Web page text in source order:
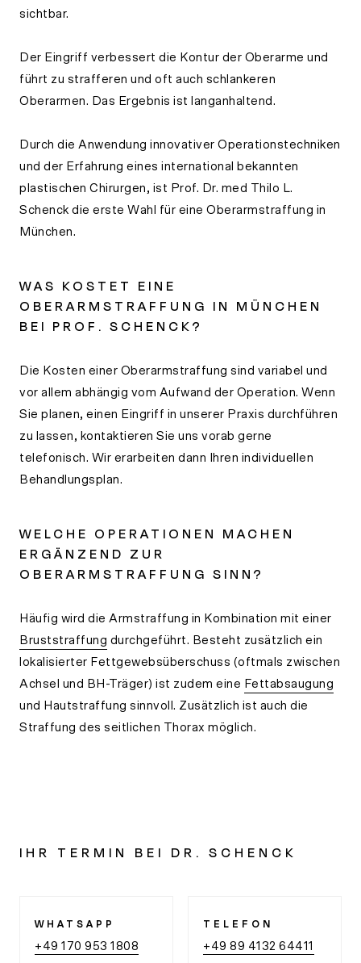
sichtbar.
Der Eingriff verbessert die Kontur der Oberarme und
führt zu strafferen und oft auch schlankeren
Oberarmen. Das Ergebnis ist langanhaltend.
Durch die Anwendung innovativer Operationstechniken
und der Erfahrung eines international bekannten
plastischen Chirurgen, ist Prof. Dr. med Thilo L.
Schenck die erste Wahl für eine Oberarmstraffung in
München.
WAS KOSTET EINE
OBERARMSTRAFFUNG IN MÜNCHEN
BEI PROF. SCHENCK?
Die Kosten einer Oberarmstraffung sind variabel und
vor allem abhängig vom Aufwand der Operation. Wenn
Sie planen, einen Eingriff in unserer Praxis durchführen
zu lassen, kontaktieren Sie uns vorab gerne
telefonisch. Wir erarbeiten dann Ihren individuellen
Behandlungsplan.
WELCHE OPERATIONEN MACHEN
ERGÄNZEND ZUR
OBERARMSTRAFFUNG SINN?
Häufig wird die Armstraffung in Kombination mit einer
Bruststraffung durchgeführt. Besteht zusätzlich ein
lokalisierter Fettgewebsüberschuss (oftmals zwischen
Achsel und BH-Träger) ist zudem eine Fettabsaugung
und Hautstraffung sinnvoll. Zusätzlich ist auch die
Straffung des seitlichen Thorax möglich.
IHR TERMIN BEI DR. SCHENCK
WHATSAPP
+49 170 953 1808
TELEFON
+49 89 4132 64411